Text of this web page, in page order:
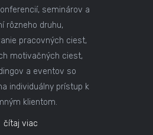
seminárov a
rôzneho druhu,
pracovných ciest,
motivačných ciest,
a eventov so
individuálny prístup k
klientom.
čítaj viac